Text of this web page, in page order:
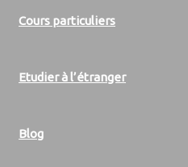
Cours particuliers
Etudier à l’étranger
Blog